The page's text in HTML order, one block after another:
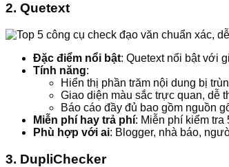
2. Quetext
Đặc điểm nổi bật: Quetext nổi bật với
Tính năng:
Hiển thị phần trăm nội dung bị
Giao diện màu sắc trực quan, dễ
Báo cáo đầy đủ bao gồm nguồn
Miễn phí hay trả phí: Miễn phí kiểm
Phù hợp với ai: Blogger, nhà báo,
3. DupliChecker